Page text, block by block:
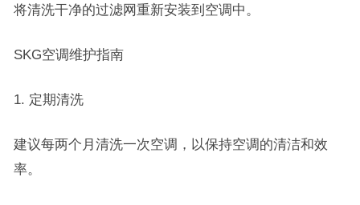
将清洗干净的过滤网重新安装到空调中。
SKG空调维护指南
1. 定期清洗
建议每两个月清洗一次空调，以保持空调的清洁和效
率。